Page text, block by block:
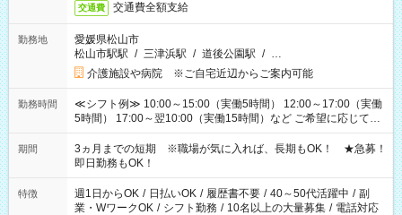
交通費 交通費全額支給
勤務地
愛媛県松山市
松山市駅駅 / 三津浜駅 / 道後公園駅 / …
介護施設や病院 ※ご自宅近辺からご案内可能
勤務時間
≪シフト例≫ 10:00～15:00（実働5時間） 12:00～17:00（実働
5時間） 17:00～翌10:00（実働15時間）など ご希望に応じて、
働く時間は調整できます！ お気軽に担当へ相談ください！
期間
3ヵ月までの短期 ※職場が気に入れば、長期もOK！ ★急募！
即日勤務もOK！
特徴 週1日からOK / 日払いOK / 履歴書不要 / 40～50代活躍中 / 副
業・WワークOK / シフト勤務 / 10名以上の大量募集 / 電話対応